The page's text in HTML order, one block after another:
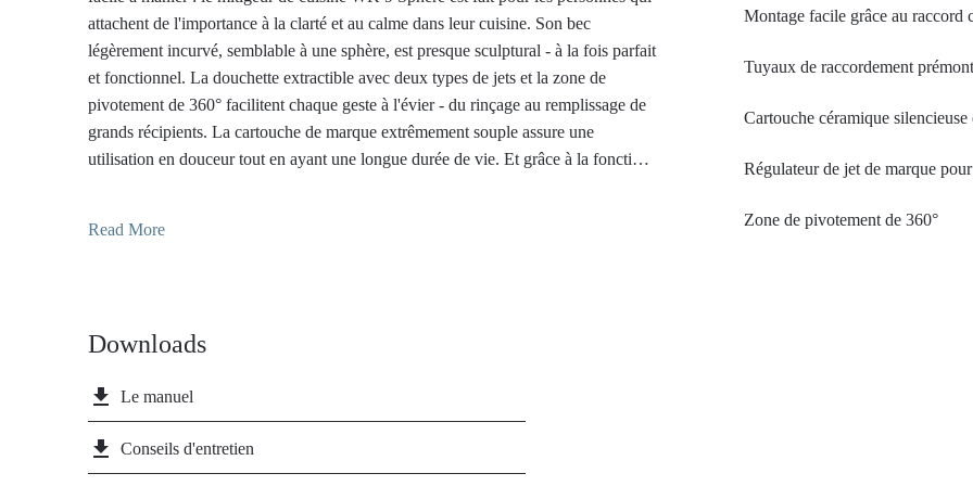
attachent de l'importance à la clarté et au calme dans leur cuisine. Son bec
légèrement incurvé, semblable à une sphère, est presque sculptural - à la fois parfait
et fonctionnel. La douchette extractible avec deux types de jets et la zone de
pivotement de 360° facilitent chaque geste à l'évier - du rinçage au remplissage de
grands récipients. La cartouche de marque extrêmement souple assure une
utilisation en douceur tout en ayant une longue durée de vie. Et grâce à la fonction
quotidien. Le revêtement par poudre mat profond de la Wasserwerk WK 9 Sphere
Read More
Downloads
file_download Le manuel
file_download Conseils d'entretien
Montage facile grâce au raccord
Tuyaux de raccordement
Cartouche céramique
Régulateur de jet de marque
Zone de pivotement de 360°